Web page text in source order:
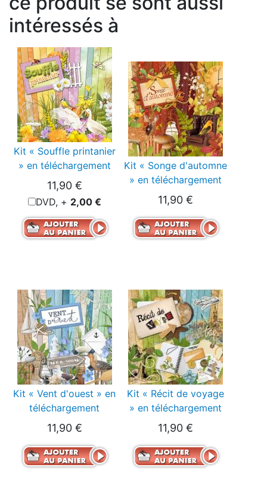
intéressés à
Kit « Souffle printanier
» en téléchargement
11,90 €
DVD, + 2,00 €
Kit « Songe d'automne
» en téléchargement
11,90 €
Kit « Vent d'ouest » en
téléchargement
11,90 €
Kit « Récit de voyage
» en téléchargement
11,90 €